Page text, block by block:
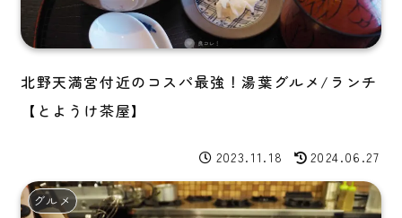
北野天満宮付近のコスパ最強！湯葉グルメ/ランチ
【とようけ茶屋】
2023.11.18 2024.06.27
グルメ